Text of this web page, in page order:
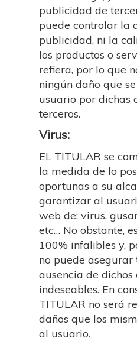
publicidad de
puede controlar la
publicidad, ni la
los productos o
refiera, por lo que
ningún daño que
usuario por dichas
terceros.
Virus:
EL TITULAR se
la medida de lo
oportunas a su
garantizar al
web de: virus,
etc… No obstante,
100% infalibles y,
no puede
ausencia de dichos
indeseables. En
TITULAR no será
daños que los
al usuario.